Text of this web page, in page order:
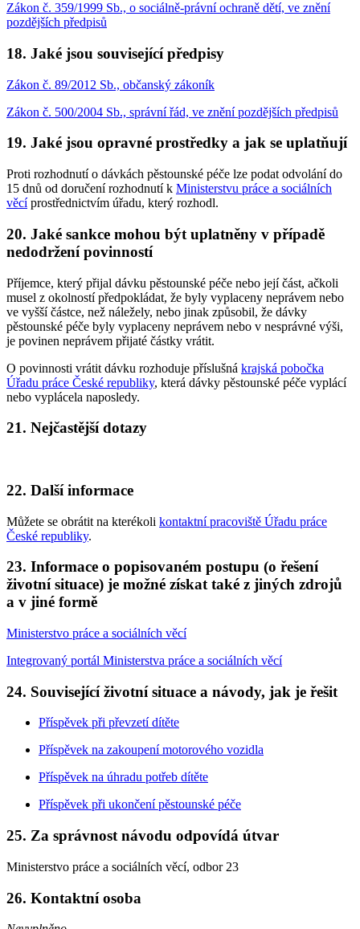
Zákon č. 359/1999 Sb., o sociálně-právní ochraně dětí, ve znění
pozdějších předpisů
18. Jaké jsou související předpisy
Zákon č. 89/2012 Sb., občanský zákoník
Zákon č. 500/2004 Sb., správní řád, ve znění pozdějších předpisů
19. Jaké jsou opravné prostředky a jak se uplatňují
Proti rozhodnutí o dávkách pěstounské péče lze podat odvolání do
15 dnů od doručení rozhodnutí k Ministerstvu práce a sociálních
věcíprostřednictvím úřadu, který rozhodl.
20. Jaké sankce mohou být uplatněny v případě
nedodržení povinností
Příjemce, který přijal dávku pěstounské péče nebo její část, ačkoli
musel z okolností předpokládat, že byly vyplaceny neprávem nebo
ve vyšší částce, než náležely, nebo jinak způsobil, že dávky
pěstounské péče byly vyplaceny neprávem nebo v nesprávné výši,
je povinen neprávem přijaté částky vrátit.
O povinnosti vrátit dávku rozhoduje příslušná krajská pobočka
Úřadu práce České republiky, která dávky pěstounské péče vyplácí
nebo vyplácela naposledy.
21. Nejčastější dotazy
22. Další informace
Můžete se obrátit na kterékoli kontaktní pracoviště Úřadu práce
České republiky.
23. Informace o popisovaném postupu (o řešení
životní situace) je možné získat také z jiných zdrojů
a v jiné formě
Ministerstvo práce a sociálních věcí
Integrovaný portál Ministerstva práce a sociálních věcí
24. Související životní situace a návody, jak je řešit
Příspěvek při převzetí dítěte
Příspěvek na zakoupení motorového vozidla
Příspěvek na úhradu potřeb dítěte
Příspěvek při ukončení pěstounské péče
25. Za správnost návodu odpovídá útvar
Ministerstvo práce a sociálních věcí, odbor 23
26. Kontaktní osoba